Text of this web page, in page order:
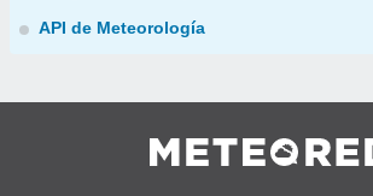
API de Meteorología